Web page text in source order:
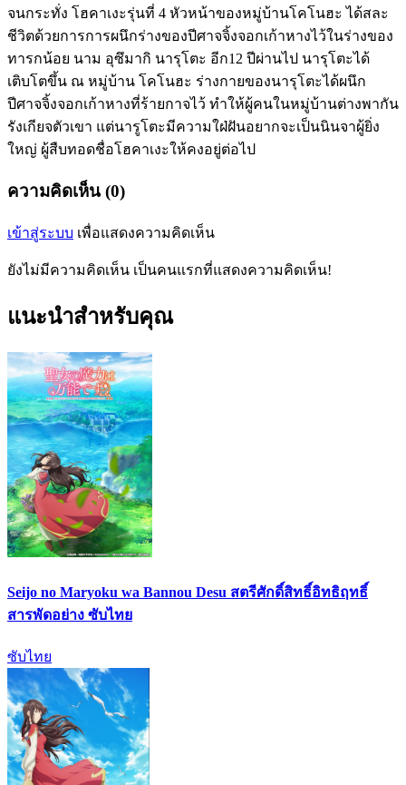
จนกระทั่ง โฮคาเงะรุ่นที่ 4 หัวหน้าของหมู่บ้านโคโนฮะ ได้สละ
ชีวิตด้วยการการผนึกร่างของปีศาจจิ้งจอกเก้าหางไว้ในร่างของ
ทารกน้อย นาม อุซึมากิ นารุโตะ อีก12 ปีผ่านไป นารุโตะได้
เติบโตขึ้น ณ หมู่บ้าน โคโนฮะ ร่างกายของนารุโตะได้ผนึก
ปีศาจจิ้งจอกเก้าหางที่ร้ายกาจไว้ ทำให้ผู้คนในหมู่บ้านต่างพากัน
รังเกียจตัวเขา แต่นารูโตะมีความใฝ่ฝันอยากจะเป็นนินจาผู้ยิ่ง
ใหญ่ ผู้สืบทอดชื่อโฮคาเงะให้คงอยู่ต่อไป
ความคิดเห็น (0)
เข้าสู่ระบบ เพื่อแสดงความคิดเห็น
ยังไม่มีความคิดเห็น เป็นคนแรกที่แสดงความคิดเห็น!
แนะนำสำหรับคุณ
Seijo no Maryoku wa Bannou Desu สตรีศักดิ์สิทธิ์อิทธิฤทธิ์
สารพัดอย่าง ซับไทย
ซับไทย